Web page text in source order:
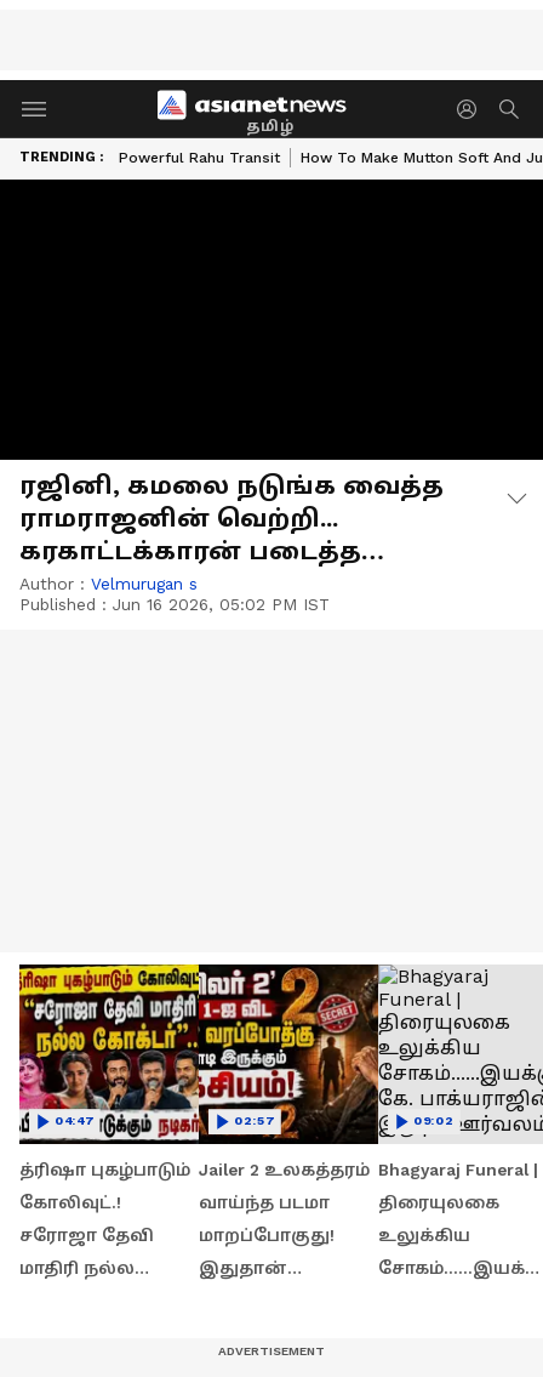
தமிழ்
TRENDING : Powerful Rahu Transit How To Make Mutton Soft And
ரஜினி, கமலை நடுங்க வைத்த
ராமராஜனின் வெற்றி...
கரகாட்டக்காரன் படைத்த
சாதனைகள் ஒரு பார்வை !
Author : Velmurugan s
Published : Jun 16 2026, 05:02 PM IST
த்ரிஷா புகழ்பாடும்
கோலிவுட்.!
சரோஜா தேவி
மாதிரி நல்ல
04:47
Jailer 2 உலகத்தரம்
வாய்ந்த படமா
மாறப்போகுது!
இதுதான்
02:57
Bhagyaraj Funeral |
திரையுலகை
உலுக்கிய
சோகம்......இயக்கு
09:02